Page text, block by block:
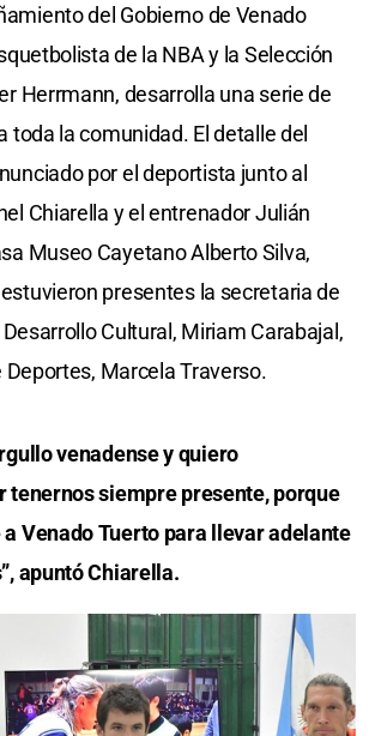
del Gobierno de Venado
de la NBA y la Selección
Herrmann, desarrolla una serie de
toda la comunidad. El detalle del
por el deportista junto al
Chiarella y el entrenador Julián
Museo Cayetano Alberto Silva,
presentes la secretaria de
Cultural, Miriam Carabajal,
Deportes, Marcela Traverso.
venadense y quiero
tenernos siempre presente, porque
Venado Tuerto para llevar adelante
apuntó Chiarella.